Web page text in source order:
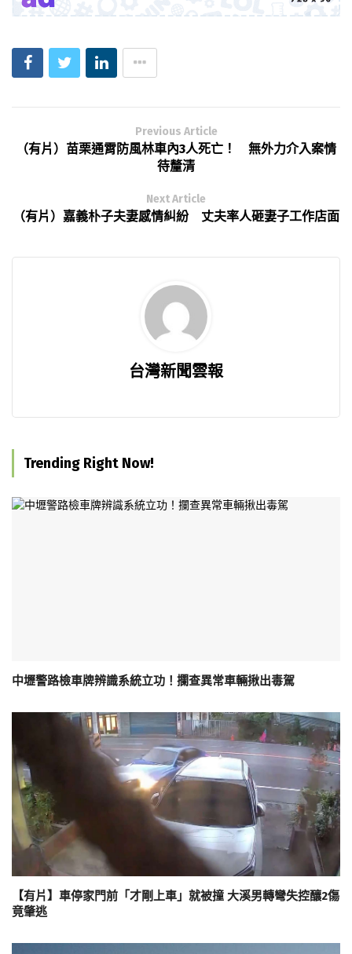
Previous Article
（有片）苗栗通霄防風林車內3人死亡！ 無外力介入案情
待釐清
Next Article
（有片）嘉義朴子夫妻感情糾紛 丈夫率人砸妻子工作店面
台灣新聞雲報
Trending Right Now!
中壢警路檢車牌辨識系統立功！攔查異常車輛揪出毒駕
【有片】車停家門前「才剛上車」就被撞 大溪男轉彎失控釀2傷
竟肇逃